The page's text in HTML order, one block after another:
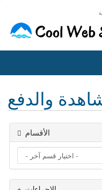
والدفع
الأقسام